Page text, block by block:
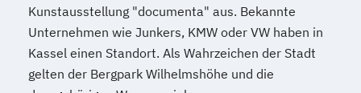
Kunstausstellung "documenta" aus. Bekannte
Unternehmen wie Junkers, KMW oder VW haben in
Kassel einen Standort. Als Wahrzeichen der Stadt
gelten der Bergpark Wilhelmshöhe und die